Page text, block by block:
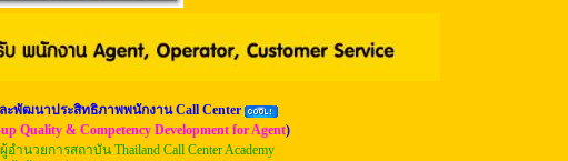
ะพัฒนาประสิทธิภาพพนักงาน Call Center
Quality & Competency Development for Agent)
ำนวยการสถาบัน Thailand Call Center Academy